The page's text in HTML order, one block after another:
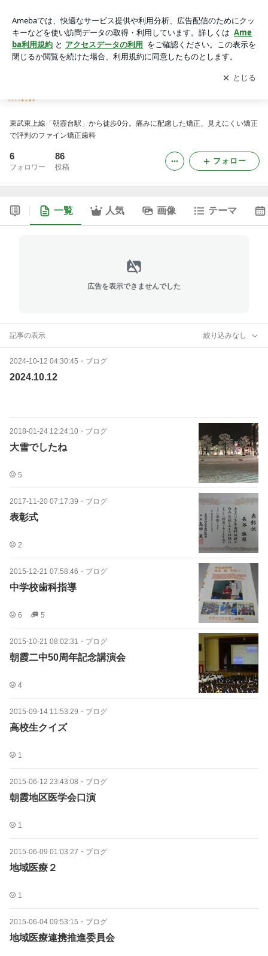
アプリをダウンロードして ブログの更新通知
を受け取りまし
ょう。
開く
東武東上線「朝霞台駅」から徒歩0分。痛みに配慮した矯正、見えにくい矯正
で評判のファイン矯正歯科
6
フォロワー
86
投稿
フォロー
一覧 人気 画像 テーマ
広告を表示できませんでした
記事の表示 絞り込みなし
2024-10-12 04:30:45 ・ ブログ
2024.10.12
2018-01-24 12:24:10 ・ ブログ
大雪でしたね
5
2017-11-20 07:17:39 ・ ブログ
表彰式
2
2015-12-21 07:58:46 ・ ブログ
中学校歯科指導
6 5
2015-10-21 08:02:31 ・ ブログ
朝霞二中50周年記念講演会
4
2015-09-14 11:53:29 ・ ブログ
高校生クイズ
1
2015-06-12 23:43:08 ・ ブログ
朝霞地区医学会口演
1
2015-06-09 01:03:27 ・ ブログ
地域医療２
1
2015-06-04 09:53:15 ・ ブログ
地域医療連携推進委員会